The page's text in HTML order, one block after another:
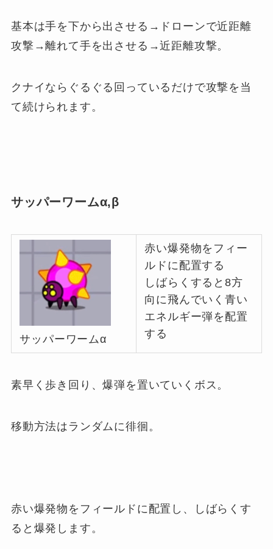
基本は手を下から出させる→ドローンで近距離
攻撃→離れて手を出させる→近距離攻撃。
クナイならぐるぐる回っているだけで攻撃を当
て続けられます。
サッパーワームα,β
サッパーワームα
赤い爆発物をフィー
ルドに配置する
しばらくすると8方
向に飛んでいく青い
エネルギー弾を配置
する
素早く歩き回り、爆弾を置いていくボス。
移動方法はランダムに徘徊。
赤い爆発物をフィールドに配置し、しばらくす
ると爆発します。